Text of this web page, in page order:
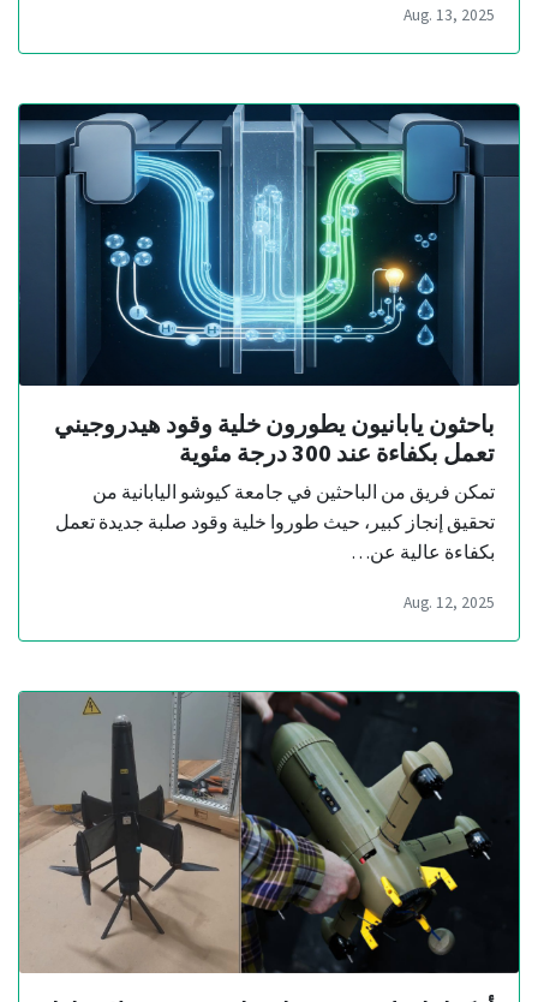
Aug. 13, 2025
باحثون يابانيون يطورون خلية وقود هيدروجيني
تعمل بكفاءة عند 300 درجة مئوية
تمكن فريق من الباحثين في جامعة كيوشو اليابانية من
تحقيق إنجاز كبير، حيث طوروا خلية وقود صلبة جديدة تعمل
بكفاءة عالية عن…
Aug. 12, 2025